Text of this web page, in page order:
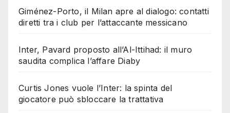
Giménez-Porto, il Milan apre al dialogo: contatti
diretti tra i club per l’attaccante messicano
Inter, Pavard proposto all’Al-Ittihad: il muro
saudita complica l’affare Diaby
Curtis Jones vuole l’Inter: la spinta del
giocatore può sbloccare la trattativa